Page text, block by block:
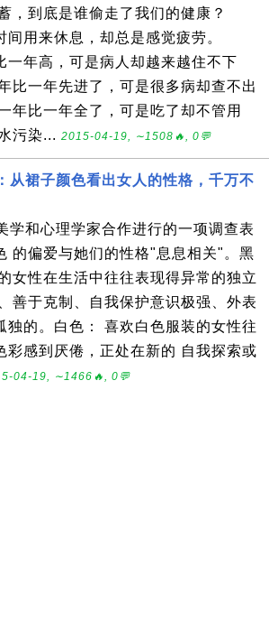
蓄，到底是谁偷走了我们的健康？
间用来休息，却总是感觉疲劳。
一年高，可是病人却越来越住不下
比一年先进了，可是很多病却查不出
年比一年全了，可是吃了却不管用
染... 2015-04-19, ∼1508🔥, 0💬
从裙子颜色看出女人的性格，千万不
学和心理学家合作进行的一项调查表
的偏爱与她们的性格"息息相关"。黑
女性在生活中往往表现得异常的独立
善于克制、自我保护意识极强、外表
独的。白色： 喜欢白色服装的女性往
彩感到厌倦，正处在新的 自我探索或
04-19, ∼1466🔥, 0💬